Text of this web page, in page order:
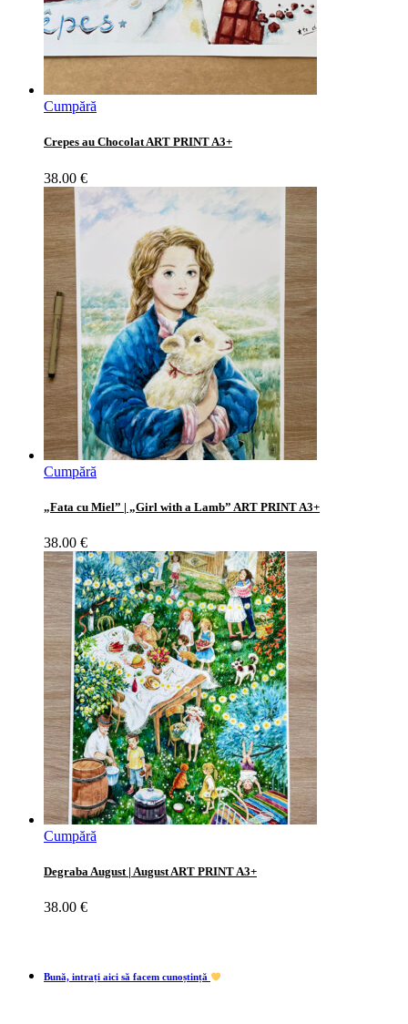
Cumpără
Crepes au Chocolat ART PRINT A3+
38.00 €
Cumpără
„Fata cu Miel” | „Girl with a Lamb” ART PRINT A3+
38.00 €
Cumpără
Degraba August | August ART PRINT A3+
38.00 €
Bună, intrați aici să facem cunoștință